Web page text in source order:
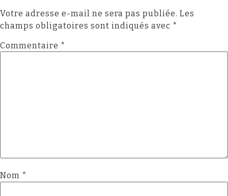
Votre adresse e-mail ne sera pas publiée. Les
champs obligatoires sont indiqués avec *
Commentaire *
Nom *